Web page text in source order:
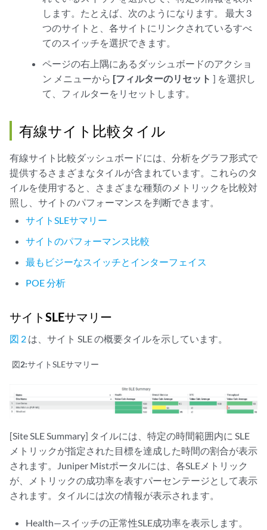
します。たとえば、次のようになります。 最大 3
つのサイトと、各サイトにリンクされているすべ
てのスイッチを選択できます。
ページの右上隅にあるダッシュボードのアクショ
ン メニューから [フィルターのリセット ] を選択し
て、フィルターをリセットします。
有線サイト比較タイル
有線サイト比較ダッシュボードには、分析をグラフ形式で
提供するさまざまなタイルが含まれています。これらのタ
イルを使用すると、さまざまな種類のメトリックを比較対
照し、サイトのパフォーマンスを判断できます。
サイトSLEサマリー
サイトのパフォーマンス比較
最もビジーなスイッチとインターフェイス
POE 分析
サイトSLEサマリー
図 2 は、サイト SLE の概要タイルを示しています。
図2:サイトSLEサマリー
[Site SLE Summary] タイルには、特定の時間範囲内に SLE
メトリックが指定された目標を達成した時間の割合が表示
されます。Juniper Mistポータルには、各SLEメトリック
が、メトリックの成功率を表すパーセンテージとして表示
されます。タイルには次の情報が表示されます。
Health—スイッチの正常性SLE成功率を表示します。